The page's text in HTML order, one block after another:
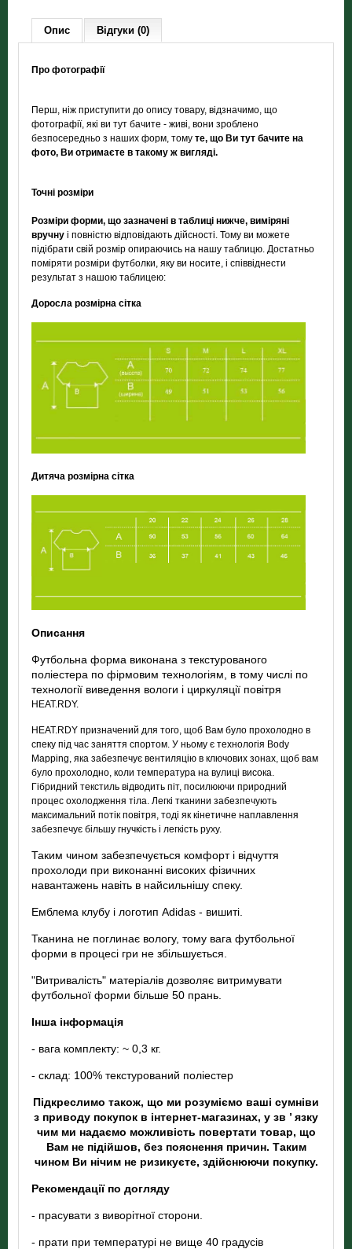
Опис Відгуки (0)
Про фотографії
Перш, ніж приступити до опису товару, відзначимо, що
фотографії, які ви тут бачите - живі, вони зроблено
безпосередньо з наших форм, томуте, що Ви тут бачите на
фото, Ви отримаєте в такому ж вигляді.
Точні розміри
Розміри форми, що зазначені в таблиці нижче, виміряні
вручну і повністю відповідають дійсності. Тому ви можете
підібрати свій розмір опираючись на нашу таблицю. Достатньо
поміряти розміри футболки, яку ви носите, і співвіднести
результат з нашою таблицею:
Доросла розмірна сітка
Дитяча розмірна сітка
Описання
Футбольна форма виконана з текстурованого
поліестера по фірмовим технологіям, в тому числі по
технології виведення вологи і циркуляції повітря
HEAT.RDY.
HEAT.RDY призначений для того, щоб Вам було прохолодно в
спеку під час заняття спортом. У ньому є технологія Body
Mapping, яка забезпечує вентиляцію в ключових зонах, щоб вам
було прохолодно, коли температура на вулиці висока.
Гібридний текстиль відводить піт, посилюючи природний
процес охолодження тіла. Легкі тканини забезпечують
максимальний потік повітря, тоді як кінетичне наплавлення
забезпечує більшу гнучкість і легкість руху.
Таким чином забезпечується комфорт і відчуття
прохолоди при виконанні високих фізичних
навантажень навіть в найсильнішу спеку.
Емблема клубу і логотип Adidas - вишиті.
Тканина не поглинає вологу, тому вага футбольної
форми в процесі гри не збільшується.
"Витривалість" матеріалів дозволяє витримувати
футбольної форми більше 50 прань.
Інша інформація
- вага комплекту: ~ 0,3 кг.
- склад: 100% текстурований поліестер
Підкреслимо також, що ми розуміємо ваші сумніви
з приводу покупок в інтернет-магазинах, у зв ’ язку
чим ми надаємо можливість повертати товар, що
Вам не підійшов, без пояснення причин. Таким
чином Ви нічим не ризикуєте, здійснюючи покупку.
Рекомендації по догляду
- прасувати з виворітної сторони.
- прати при температурі не вище 40 градусів